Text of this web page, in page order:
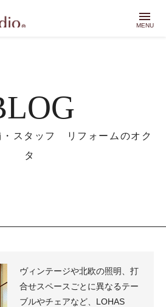
menu
MENU
スタッフ リフォームのオク
タ
ヴィンテージや北欧の照明、打
合せスペースごとに異なるテー
ブルやチェアなど、LOHAS